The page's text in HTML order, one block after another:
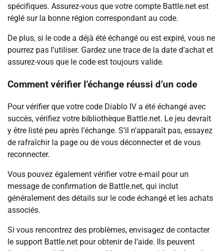
spécifiques. Assurez-vous que votre compte Battle.net est
réglé sur la bonne région correspondant au code.
De plus, si le code a déjà été échangé ou est expiré, vous ne
pourrez pas l’utiliser. Gardez une trace de la date d’achat et
assurez-vous que le code est toujours valide.
Comment vérifier l’échange réussi d’un code
Pour vérifier que votre code Diablo IV a été échangé avec
succès, vérifiez votre bibliothèque Battle.net. Le jeu devrait
y être listé peu après l’échange. S’il n’apparaît pas, essayez
de rafraîchir la page ou de vous déconnecter et de vous
reconnecter.
Vous pouvez également vérifier votre e-mail pour un
message de confirmation de Battle.net, qui inclut
généralement des détails sur le code échangé et les achats
associés.
Si vous rencontrez des problèmes, envisagez de contacter
le support Battle.net pour obtenir de l’aide. Ils peuvent